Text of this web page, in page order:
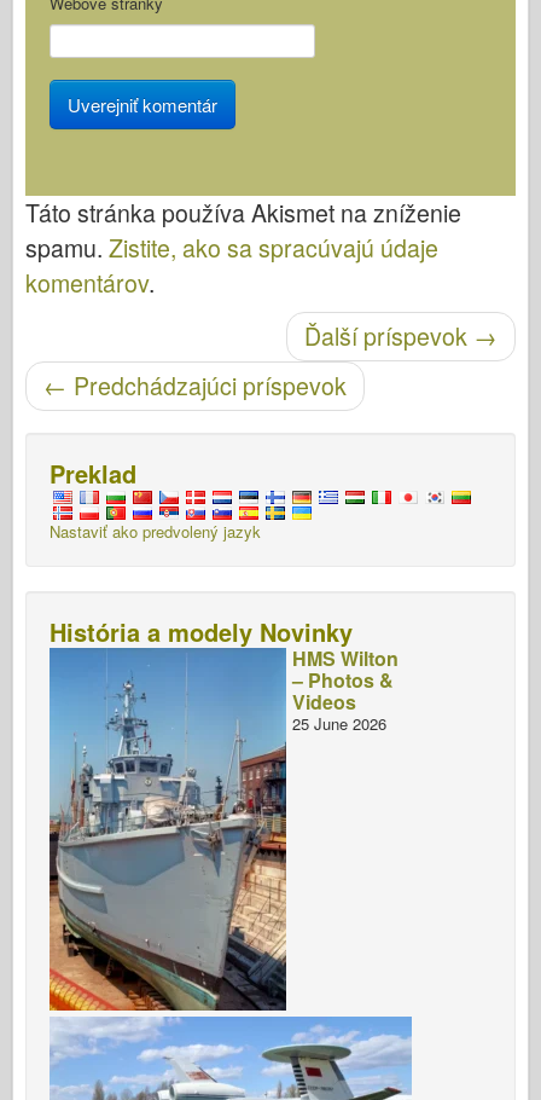
Táto stránka používa Akismet na zníženie
spamu. Zistite, ako sa spracúvajú údaje
komentárov.
Ďalší príspevok →
← Predchádzajúci príspevok
Preklad
Nastaviť ako predvolený jazyk
História a modely Novinky
HMS Wilton
– Photos &
Videos
25 June 2026